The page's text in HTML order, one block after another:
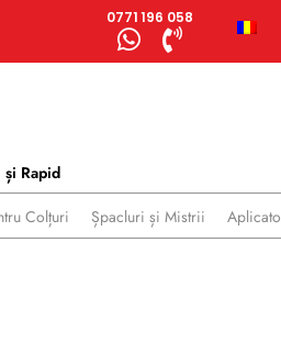
0771 196 058
Rapid
Colțuri Șpacluri și Mistrii